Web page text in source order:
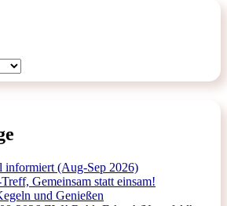
informiert (Aug-Sep 2026)
Gemeinsam statt einsam!
und Genießen